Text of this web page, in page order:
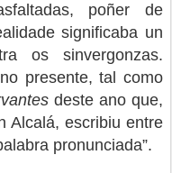
poñer de
significaba un
os sinvergonzas.
presente, tal como
deste ano que,
Alcalá, escribiu entre
pronunciada”.